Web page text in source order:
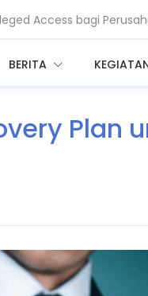
Access bagi
Saatnya Beralih ke
BERITA
Plan